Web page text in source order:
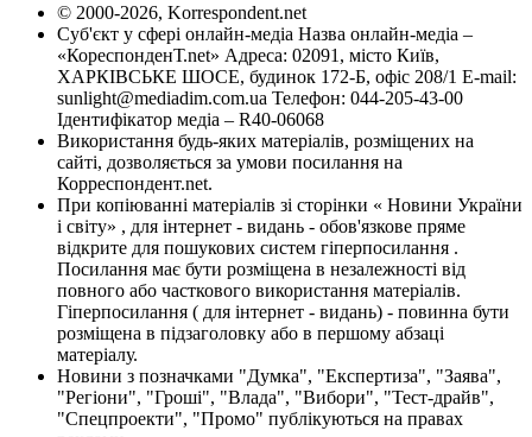
© 2000-2026, Korrespondent.net
Суб'єкт у сфері онлайн-медіа Назва онлайн-медіа –
«КореспонденТ.net» Адреса: 02091, місто Київ,
ХАРКІВСЬКЕ ШОСЕ, будинок 172-Б, офіс 208/1 E-mail:
sunlight@mediadim.com.ua Телефон: 044-205-43-00
Ідентифікатор медіа – R40-06068
Використання будь-яких матеріалів, розміщених на
сайті, дозволяється за умови посилання на
Корреспондент.net.
При копіюванні матеріалів зі сторінки « Новини України
і світу» , для інтернет - видань - обов'язкове пряме
відкрите для пошукових систем гіперпосилання .
Посилання має бути розміщена в незалежності від
повного або часткового використання матеріалів.
Гіперпосилання ( для інтернет - видань) - повинна бути
розміщена в підзаголовку або в першому абзаці
матеріалу.
Новини з позначками "Думка", "Експертиза", "Заява",
"Регіони", "Гроші", "Влада", "Вибори", "Тест-драйв",
"Спецпроекти", "Промо" публікуються на правах